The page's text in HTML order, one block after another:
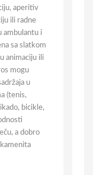
aperitiv
ili radne
ambulantu i
sa slatkom
animaciju ili
mogu
u
(tenis,
bicikle,
a dobro